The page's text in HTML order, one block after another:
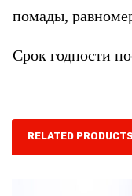
помады,
Срок годности
RELATED